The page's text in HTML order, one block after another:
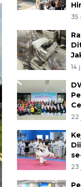
35
14
22
23